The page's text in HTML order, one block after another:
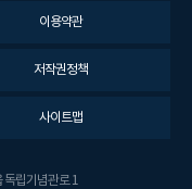
이용약관
저작권정책
사이트맵
독립기념관로 1